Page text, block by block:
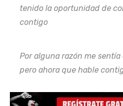
tenido la oportunidad de
contigo
Por alguna razón me
pero ahora que hable